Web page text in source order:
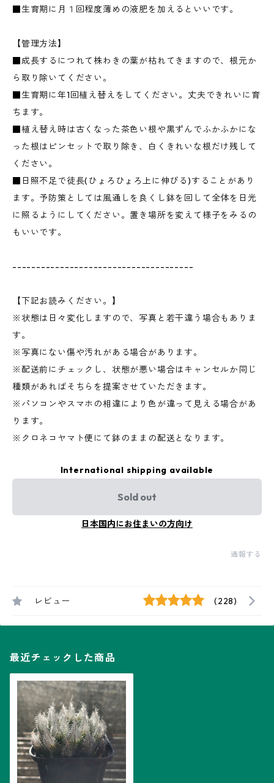
■生育期に月１回程度薄めの液肥を加えるといいです。
【管理方法】
■成長するにつれて株わきの葉が枯れてきますので、根元か
ら取り除いてください。
■生育期に年1回植え替えをしてください。丈夫できれいに育
ちます。
■植え替え時は古くなった茶色い根や黒ずんでふかふかにな
った根はピンセットで取り除き、白くきれいな根だけ残して
ください。
■日照不足で徒長(ひょろひょろ上に伸びる)することがあり
ます。予防策としては風通しを良くし鉢を回して全体を日光
に照るようにしてください。置き場所を変えて様子をみるの
もいいです。
--------------------------------------
【下記お読みください。】
※状態は日々変化しますので、写真と若干違う場合もありま
す。
※写真にない傷や汚れがある場合があります。
※配送前にチェックし、状態が悪い場合はキャンセルか同じ
種類があればそちらを提案させていただきます。
※パソコンやスマホの相違により色が違って見える場合があ
ります。
※クロネコヤマト便にて鉢のままの配送となります。
International shipping available
Sold out
日本国内にお住まいの方向け
通報する
レビュー (228)
最近チェックした商品